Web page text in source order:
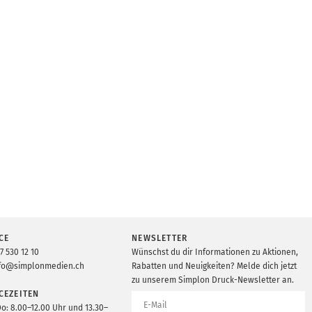
530 12 10
8.00–12.00 Uhr und 13.30–
NEWSLETTER
Wünschst du dir Informationen zu Aktionen,
Rabatten und Neuigkeiten? Melde dich jetzt
zu unserem Simplon Druck-Newsletter an.